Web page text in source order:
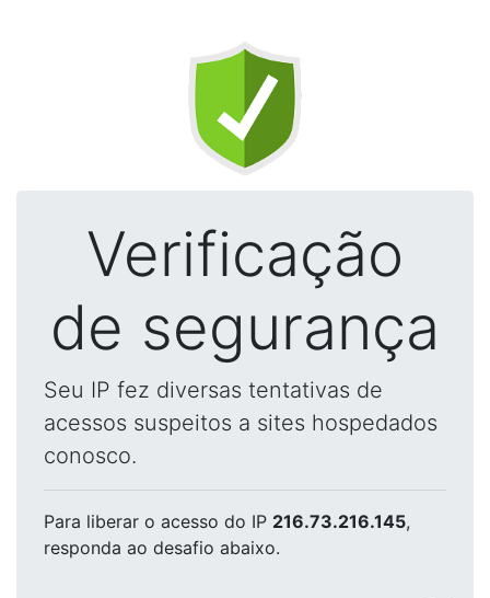
Verificação
de segurança
Seu IP fez diversas tentativas de
acessos suspeitos a sites hospedados
conosco.
Para liberar o acesso do IP 216.73.216.145,
responda ao desafio abaixo.